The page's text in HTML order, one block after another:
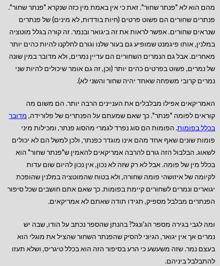
מהם הוא לא "פנתר שחור". זאת כי אין באמת מין כזה שנקרא "פנתר שחור".
פנתרים שחורים הם פשוט פרטים (חיות בודדות, לא מינים) של פנתרים
שנראים שחורים. אפשר לראות את זה ביגואר ובנמר. זה קורה בגלל מוטציה
במלנין, אותו פיגמנט שמופיע גם בעור שלנו וגורם לחלקנו להיות כהים יותר
מאחרים. אבל גם הנמרים השחורים הם עדיין נמרים, ולא מדובר במין שונה
של נמרים, פשוט בפרטים כהים יותר (וכן, זה גם אומר שיכולים להיות שני
נמרים קרובי משפחה שאחד יהיה שחור והשני לא).
האמריקאים אפילו מבלבלים את העניינים הרבה יותר. הם משום מה
קוראים לפומה "פנתר". כך שאם שמעתם על הפנתרים של פלורידה, מדובר
בכלל בפומות. הפומות הם סוג נפרד לגמרי מהסוג פנתר, ומכילות מיני
פומות שונים שאף אחד מהם אינו מוגדר כפנתר, ולכן למשל הם לא יכולים
לשאוג. הבלבול הזה גורם להרבה אמריקאים להאמין ש"פנתר שחור" הוא
בכלל מין של פומה. אבל לא רק שזה לא נכון, אין נכון להיום שום עדות
לקיומה של איזושהי פומה שחורה, ולא בטוח שהמוטציה במלנין שהופכת
יגוארים ונמרים לשחורים קיימת בפומות. כך שאם אתם חושבים שכל סיפור
הפנתרים מבלבל מספיק, תגידו תודה שאתם לא אמריקאים.
ומה לגבי בגירה מספר הג'ונגל? בהנתן שהספר נכתב על הודו, שבה יש
נמרים אך אין יגואר, הגיוני להסיק שהפנתר השחור שהציל את מוגלי הוא
בעצם נמר. שזה משעשע כי הרע בסיפור הזה הוא בכלל טיגריס, ושלא תעזו
להתבלבל ביניהם.